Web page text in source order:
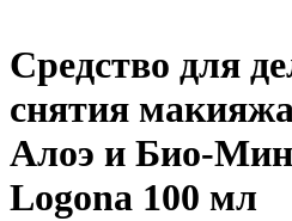
Средство для
снятия
Алоэ и Био-
Logona 100 мл